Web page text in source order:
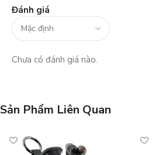
Đánh giá
Chưa có đánh giá nào.
Sản Phẩm Liên Quan